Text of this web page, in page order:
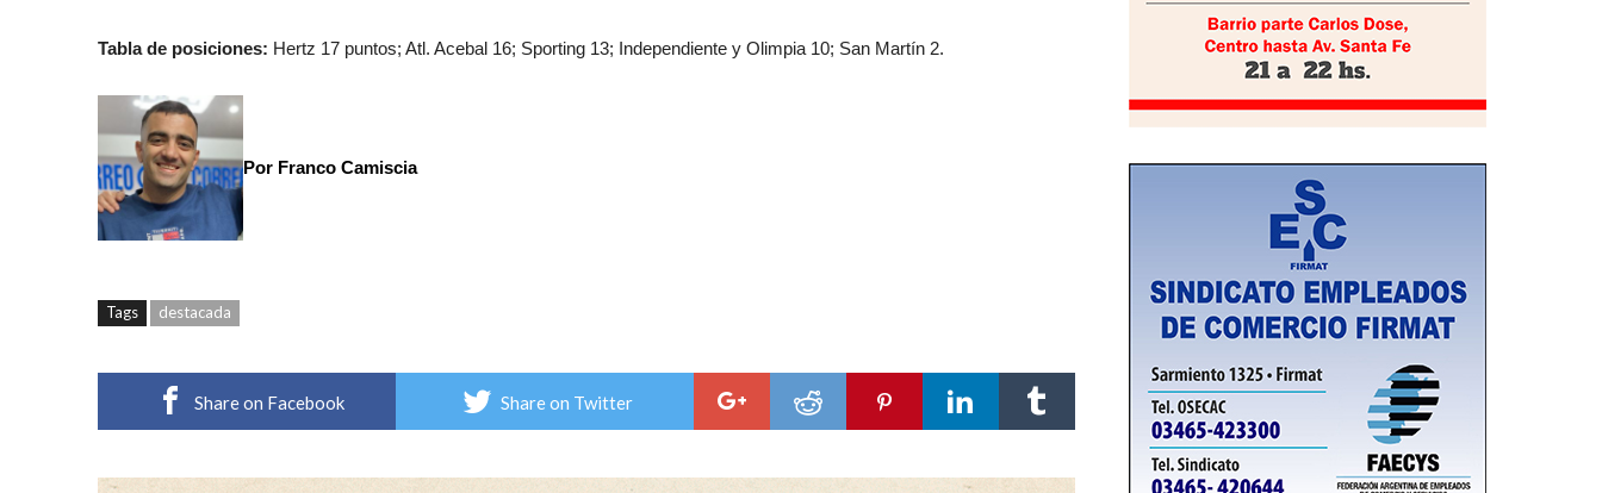
Tabla de posiciones: Hertz 17 puntos; Atl. Acebal 16; Sporting 13; Independiente y Olimpia 10; San Martín 2.
Por Franco Camiscia
Tags destacada
Share on Facebook Share on Twitter